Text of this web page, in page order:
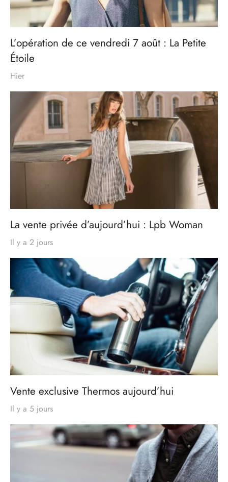
L’opération de ce vendredi 7 août : La Petite
Étoile
Hier
La vente privée d’aujourd’hui : Lpb Woman
Il y a 2 jours
Vente exclusive Thermos aujourd’hui
Il y a 5 jours